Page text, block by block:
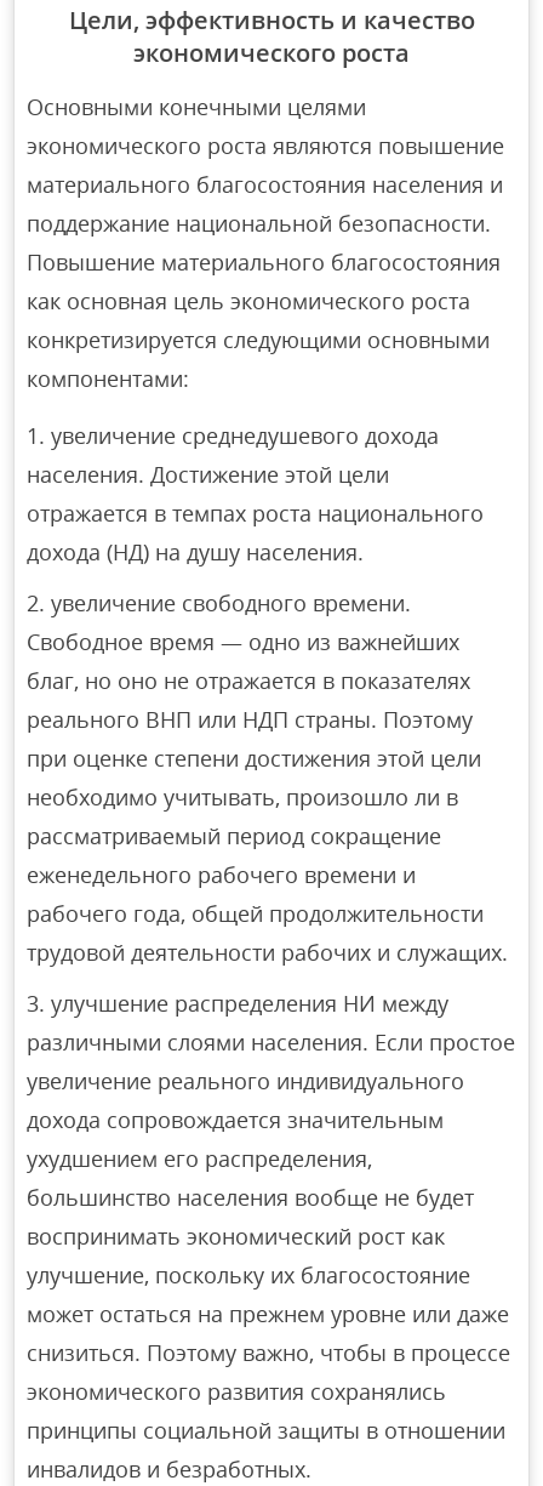
Цели, эффективность и качество
экономического роста
Основными конечными целями
экономического роста являются повышение
материального благосостояния населения и
поддержание национальной безопасности.
Повышение материального благосостояния
как основная цель экономического роста
конкретизируется следующими основными
компонентами:
увеличение среднедушевого дохода
населения. Достижение этой цели
отражается в темпах роста национального
дохода (НД) на душу населения.
увеличение свободного времени.
Свободное время — одно из важнейших
благ, но оно не отражается в показателях
реального ВНП или НДП страны. Поэтому
при оценке степени достижения этой цели
необходимо учитывать, произошло ли в
рассматриваемый период сокращение
еженедельного рабочего времени и
рабочего года, общей продолжительности
трудовой деятельности рабочих и служащих.
улучшение распределения НИ между
различными слоями населения. Если простое
увеличение реального индивидуального
дохода сопровождается значительным
ухудшением его распределения,
большинство населения вообще не будет
воспринимать экономический рост как
улучшение, поскольку их благосостояние
может остаться на прежнем уровне или даже
снизиться. Поэтому важно, чтобы в процессе
экономического развития сохранялись
принципы социальной защиты в отношении
инвалидов и безработных.